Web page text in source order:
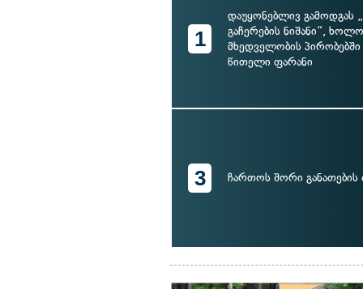
1
დაუყონებლივ გამოდგას
გაჩერების ნიშანი“,
მხედველობის პირობებში
წითელი ფარანი
3 ჩართოს შორი განათების